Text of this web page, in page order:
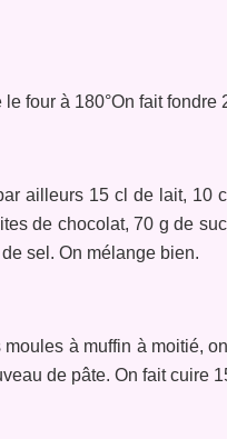
le four à 180°On fait
ailleurs 15 cl de lait, 10
de chocolat, 70 g de
sel. On mélange bien.
moules à muffin à moitié,
de pâte. On fait cuire